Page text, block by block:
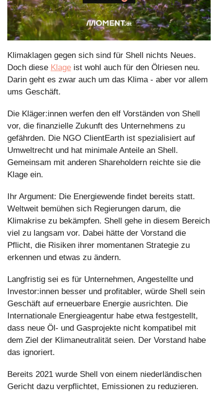
Klimaklagen gegen sich sind für Shell nichts Neues.
Doch diese Klage ist wohl auch für den Ölriesen neu.
Darin geht es zwar auch um das Klima - aber vor allem
ums Geschäft.
Die Kläger:innen werfen den elf Vorständen von Shell
vor, die finanzielle Zukunft des Unternehmens zu
gefährden. Die NGO ClientEarth ist spezialisiert auf
Umweltrecht und hat minimale Anteile an Shell.
Gemeinsam mit anderen Shareholdern reichte sie die
Klage ein.
Ihr Argument: Die Energiewende findet bereits statt.
Weltweit bemühen sich Regierungen darum, die
Klimakrise zu bekämpfen. Shell gehe in diesem Bereich
viel zu langsam vor. Dabei hätte der Vorstand die
Pflicht, die Risiken ihrer momentanen Strategie zu
erkennen und etwas zu ändern.
Langfristig sei es für Unternehmen, Angestellte und
Investor:innen besser und profitabler, würde Shell sein
Geschäft auf erneuerbare Energie ausrichten. Die
Internationale Energieagentur habe etwa festgestellt,
dass neue Öl- und Gasprojekte nicht kompatibel mit
dem Ziel der Klimaneutralität seien. Der Vorstand habe
das ignoriert.
Bereits 2021 wurde Shell von einem niederländischen
Gericht dazu verpflichtet, Emissionen zu reduzieren.